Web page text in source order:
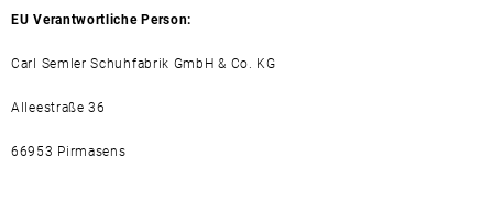
EU Verantwortliche Person:
Carl Semler Schuhfabrik GmbH & Co. KG
Alleestraße 36
66953 Pirmasens